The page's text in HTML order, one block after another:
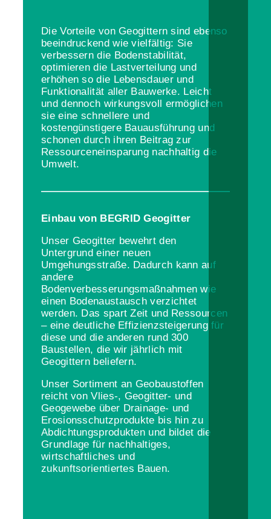
Die Vorteile von Geogittern sind ebenso
beeindruckend wie vielfältig: Sie
verbessern die Bodenstabilität,
optimieren die Lastverteilung und
erhöhen so die Lebensdauer und
Funktionalität aller Bauwerke. Leicht
und dennoch wirkungsvoll ermöglichen
sie eine schnellere und
kostengünstigere Bauausführung und
schonen durch ihren Beitrag zur
Ressourceneinsparung nachhaltig die
Umwelt.
Einbau von BEGRID Geogitter
Unser Geogitter bewehrt den
Untergrund einer neuen
Umgehungsstraße. Dadurch kann auf
andere
Bodenverbesserungsmaßnahmen wie
einen Bodenaustausch verzichtet
werden. Das spart Zeit und Ressourcen
– eine deutliche Effizienzsteigerung für
diese und die anderen rund 300
Baustellen, die wir jährlich mit
Geogittern beliefern.
Unser Sortiment an Geobaustoffen
reicht von Vlies-, Geogitter- und
Geogewebe über Drainage- und
Erosionsschutzprodukte bis hin zu
Abdichtungsprodukten und bildet die
Grundlage für nachhaltiges,
wirtschaftliches und
zukunftsorientiertes Bauen.